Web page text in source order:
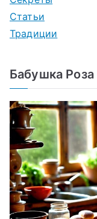
Статьи
Традиции
Бабушка Роза